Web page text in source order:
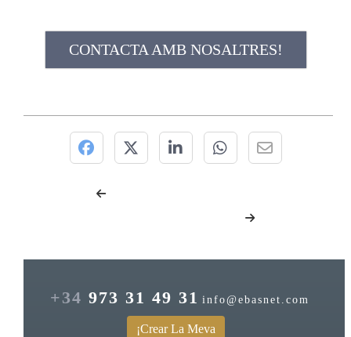
CONTACTA AMB NOSALTRES!
+34 973 31 49 31 info@ebasnet.com
¡Crear La Meva